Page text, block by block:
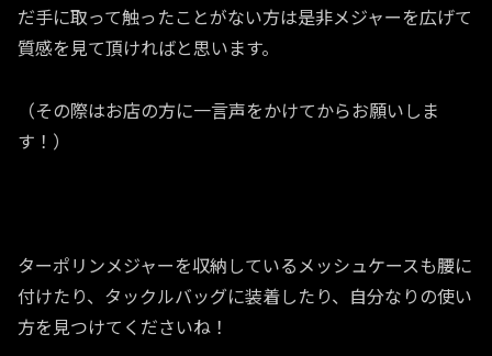
だ手に取って触ったことがない方は是非メジャーを広げて
質感を見て頂ければと思います。
（その際はお店の方に一言声をかけてからお願いしま
す！）
ターポリンメジャーを収納しているメッシュケースも腰に
付けたり、タックルバッグに装着したり、自分なりの使い
方を見つけてくださいね！